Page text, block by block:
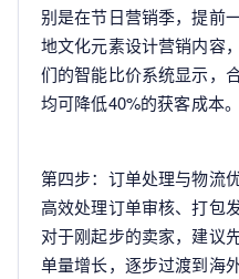
别是在节日营销季，提前
地文化元素设计营销内容
们的智能比价系统显示，
均可降低40%的获客成本。
第四步：订单处理与物流
高效处理订单审核、打包
对于刚起步的卖家，建议
单量增长，逐步过渡到海